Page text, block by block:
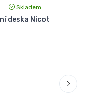
Skladem
deska Nicot